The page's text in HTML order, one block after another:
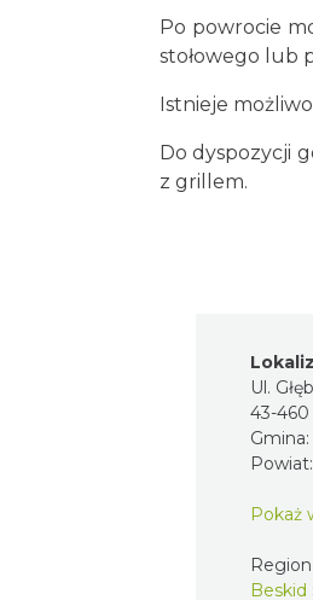
Po powrocie
stołowego lub
Istnieje
Do dyspozycji
z grillem.
Ul.
43-460
Gmina:
Powiat:
Pokaż
Beskid